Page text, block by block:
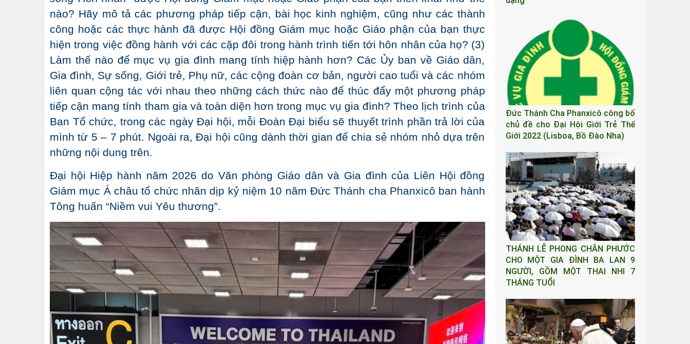
nào? Hãy mô tả các phương pháp tiếp cận, bài học kinh nghiệm, cũng như các thành
công hoặc các thực hành đã được Hội đồng Giám mục hoặc Giáo phận của bạn thực
hiện trong việc đồng hành với các cặp đôi trong hành trình tiến tới hôn nhân của họ? (3)
Làm thế nào để mục vụ gia đình mang tính hiệp hành hơn? Các Ủy ban về Giáo dân,
Gia đình, Sự sống, Giới trẻ, Phụ nữ, các cộng đoàn cơ bản, người cao tuổi và các nhóm
liên quan cộng tác với nhau theo những cách thức nào để thúc đẩy một phương pháp
tiếp cận mang tính tham gia và toàn diện hơn trong mục vụ gia đình? Theo lịch trình của
Ban Tổ chức, trong các ngày Đại hội, mỗi Đoàn Đại biểu sẽ thuyết trình phần trả lời của
mình từ 5 – 7 phút. Ngoài ra, Đại hội cũng dành thời gian để chia sẻ nhóm nhỏ dựa trên
những nội dung trên.
Đại hội Hiệp hành năm 2026 do Văn phòng Giáo dân và Gia đình của Liên Hội đồng
Giám mục Á châu tổ chức nhân dịp kỷ niệm 10 năm Đức Thánh cha Phanxicô ban hành
Tông huấn “Niềm vui Yêu thương”.
Đức Thánh Cha Phanxicô công bố
chủ đề cho Đại Hội Giới Trẻ Thế
Giới 2022 (Lisboa, Bồ Đào Nha)
THÁNH LỄ PHONG CHÂN PHƯỚC
CHO MỘT GIA ĐÌNH BA LAN 9
NGƯỜI, GỒM MỘT THAI NHI 7
THÁNG TUỔI